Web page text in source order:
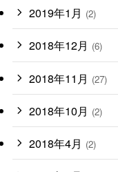
2019年1月 (2)
2018年12月 (6)
2018年11月 (27)
2018年10月 (2)
2018年4月 (2)